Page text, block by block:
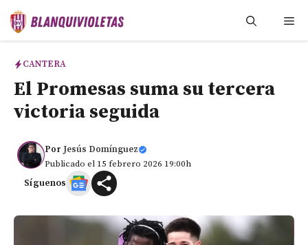
Saltar
CANTERA
El Promesas suma su tercera
victoria seguida
Por Jesús Domínguez
Publicado el 15 febrero 2026 19:00h
Síguenos